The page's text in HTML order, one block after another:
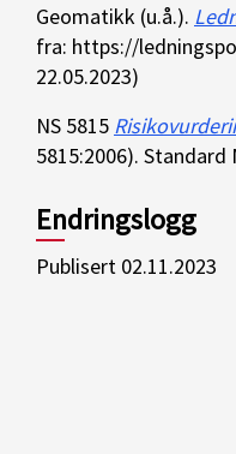
Geomatikk (u.å.).
fra: https://
22.05.2023)
NS 5815
5815:2006). Standard
Endringslogg
Publisert 02.11.2023